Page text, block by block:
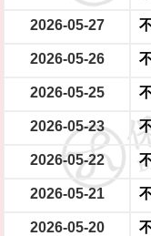
2026-05-27
2026-05-26
2026-05-25
2026-05-23
2026-05-22
2026-05-21
2026-05-20